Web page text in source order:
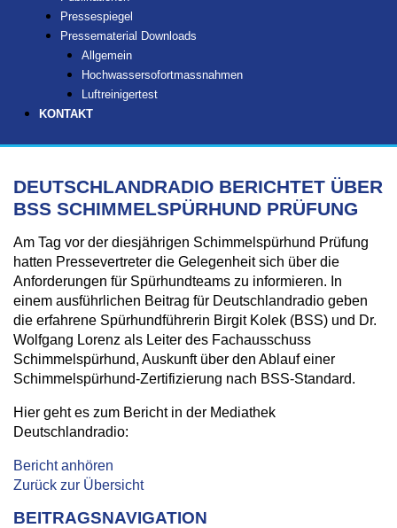
Pressespiegel
Pressematerial Downloads
Allgemein
Hochwassersofortmassnahmen
Luftreinigertest
KONTAKT
DEUTSCHLANDRADIO BERICHTET ÜBER
BSS SCHIMMELSPÜRHUND PRÜFUNG
Am Tag vor der diesjährigen Schimmelspürhund Prüfung
hatten Pressevertreter die Gelegenheit sich über die
Anforderungen für Spürhundteams zu informieren. In
einem ausführlichen Beitrag für Deutschlandradio geben
die erfahrene Spürhundführerin Birgit Kolek (BSS) und Dr.
Wolfgang Lorenz als Leiter des Fachausschuss
Schimmelspürhund, Auskunft über den Ablauf einer
Schimmelspürhund-Zertifizierung nach BSS-Standard.
Hier geht es zum Bericht in der Mediathek
Deutschlandradio:
Bericht anhören
Zurück zur Übersicht
BEITRAGSNAVIGATION